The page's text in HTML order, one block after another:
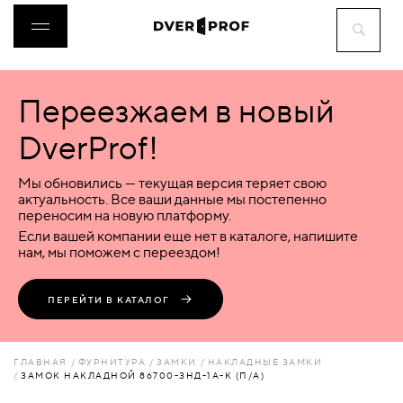
ДВЕРИ
ФУРНИТУРА
ВОРОТА
ПЕРЕГОРОДКИ
Переезжаем в новый
DverProf!
Мы обновились — текущая версия теряет свою
актуальность. Все ваши данные мы постепенно
переносим на новую платформу.
Если вашей компании еще нет в каталоге, напишите
нам, мы поможем с переездом!
ПЕРЕЙТИ В КАТАЛОГ
ГЛАВНАЯ ФУРНИТУРА ЗАМКИ
НАКЛАДНЫЕ ЗАМКИ
ЗАМОК НАКЛАДНОЙ 86700-ЗНД-1А-К (П/А)